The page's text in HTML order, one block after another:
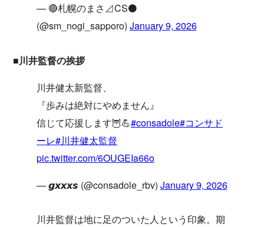
— 🔴札幌のまさ⊿CS⚫️
(@sm_nogi_sapporo) January 9, 2026
■川井監督の挨拶
川井健太新監督、
『歩みは絶対にやめません』
信じて応援します🦉💪#consadole#コンサド
ーレ#川井健太監督
pic.twitter.com/6OUGEIa66o
— 𝙜𝙭𝙭𝙭𝙨 (@consadole_rbv) January 9, 2026
川井監督は地に足のついた人という印象。期